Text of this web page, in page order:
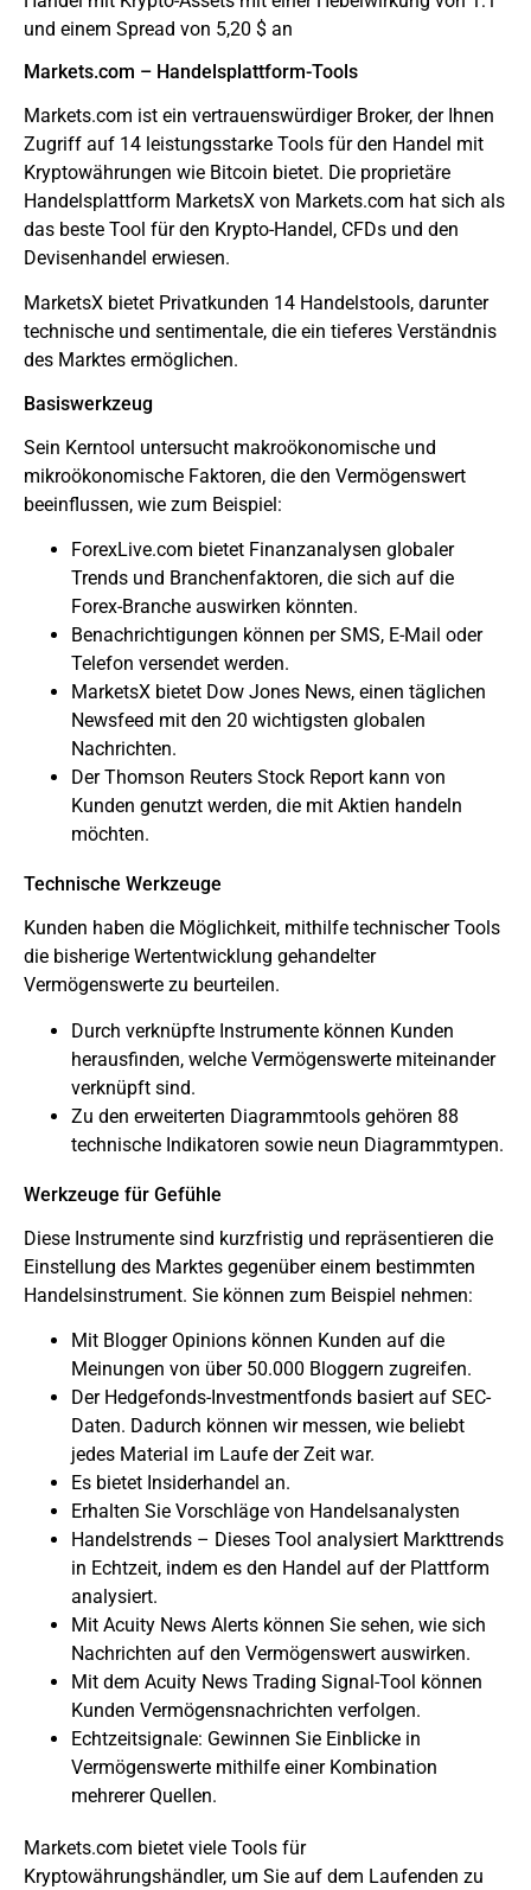
und einem Spread von 5,20 $ an
Markets.com – Handelsplattform-Tools
Markets.com ist ein vertrauenswürdiger Broker, der Ihnen
Zugriff auf 14 leistungsstarke Tools für den Handel mit
Kryptowährungen wie Bitcoin bietet. Die proprietäre
Handelsplattform MarketsX von Markets.com hat sich als
das beste Tool für den Krypto-Handel, CFDs und den
Devisenhandel erwiesen.
MarketsX bietet Privatkunden 14 Handelstools, darunter
technische und sentimentale, die ein tieferes Verständnis
des Marktes ermöglichen.
Basiswerkzeug
Sein Kerntool untersucht makroökonomische und
mikroökonomische Faktoren, die den Vermögenswert
beeinflussen, wie zum Beispiel:
ForexLive.com bietet Finanzanalysen globaler
Trends und Branchenfaktoren, die sich auf die
Forex-Branche auswirken könnten.
Benachrichtigungen können per SMS, E-Mail oder
Telefon versendet werden.
MarketsX bietet Dow Jones News, einen täglichen
Newsfeed mit den 20 wichtigsten globalen
Nachrichten.
Der Thomson Reuters Stock Report kann von
Kunden genutzt werden, die mit Aktien handeln
möchten.
Technische Werkzeuge
Kunden haben die Möglichkeit, mithilfe technischer Tools
die bisherige Wertentwicklung gehandelter
Vermögenswerte zu beurteilen.
Durch verknüpfte Instrumente können Kunden
herausfinden, welche Vermögenswerte miteinander
verknüpft sind.
Zu den erweiterten Diagrammtools gehören 88
technische Indikatoren sowie neun Diagrammtypen.
Werkzeuge für Gefühle
Diese Instrumente sind kurzfristig und repräsentieren die
Einstellung des Marktes gegenüber einem bestimmten
Handelsinstrument. Sie können zum Beispiel nehmen:
Mit Blogger Opinions können Kunden auf die
Meinungen von über 50.000 Bloggern zugreifen.
Der Hedgefonds-Investmentfonds basiert auf SEC-
Daten. Dadurch können wir messen, wie beliebt
jedes Material im Laufe der Zeit war.
Es bietet Insiderhandel an.
Erhalten Sie Vorschläge von Handelsanalysten
Handelstrends – Dieses Tool analysiert Markttrends
in Echtzeit, indem es den Handel auf der Plattform
analysiert.
Mit Acuity News Alerts können Sie sehen, wie sich
Nachrichten auf den Vermögenswert auswirken.
Mit dem Acuity News Trading Signal-Tool können
Kunden Vermögensnachrichten verfolgen.
Echtzeitsignale: Gewinnen Sie Einblicke in
Vermögenswerte mithilfe einer Kombination
mehrerer Quellen.
Markets.com bietet viele Tools für
Kryptowährungshändler, um Sie auf dem Laufenden zu